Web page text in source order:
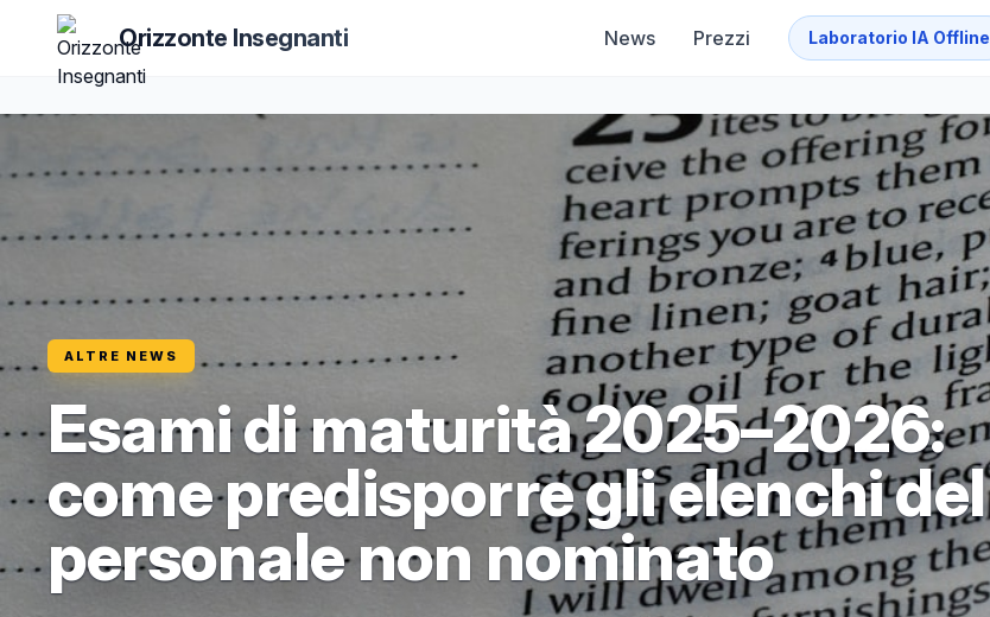
Orizzonte Insegnanti News Prezzi Laboratorio IA Offline
ALTRE NEWS
Esami di maturità 2025–2026:
come predisporre gli elenchi del
personale non nominato